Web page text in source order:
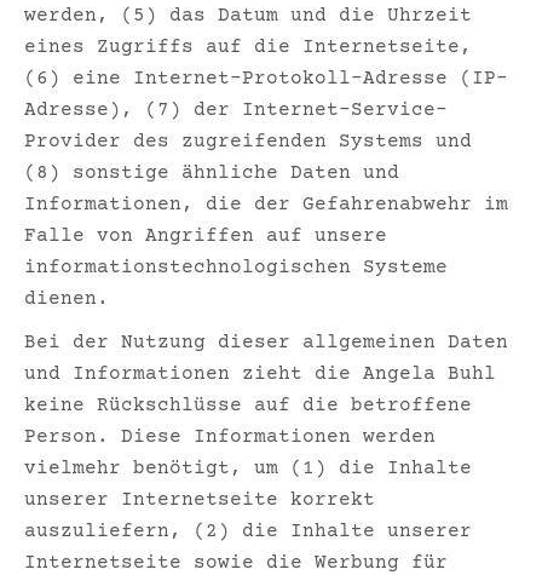
werden, (5) das Datum und die Uhrzeit
eines Zugriffs auf die Internetseite,
(6) eine Internet-Protokoll-Adresse (IP-
Adresse), (7) der Internet-Service-
Provider des zugreifenden Systems und
(8) sonstige ähnliche Daten und
Informationen, die der Gefahrenabwehr im
Falle von Angriffen auf unsere
informationstechnologischen Systeme
dienen.
Bei der Nutzung dieser allgemeinen Daten
und Informationen zieht die Angela Buhl
keine Rückschlüsse auf die betroffene
Person. Diese Informationen werden
vielmehr benötigt, um (1) die Inhalte
unserer Internetseite korrekt
auszuliefern, (2) die Inhalte unserer
Internetseite sowie die Werbung für